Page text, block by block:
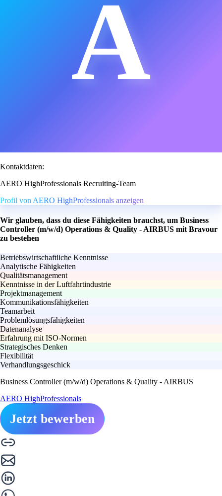
A
Kontaktdaten:
AERO HighProfessionals Recruiting-Team
Profil von AERO HighProfessionals anzeigen
Wir glauben, dass du diese Fähigkeiten brauchst, um Business
Controller (m/w/d) Operations & Quality - AIRBUS mit Bravour
zu bestehen
Betriebswirtschaftliche Kenntnisse
Analytische Fähigkeiten
Qualitätsmanagement
Kenntnisse in der Luftfahrtindustrie
Projektmanagement
Kommunikationsfähigkeiten
Teamarbeit
Problemlösungsfähigkeiten
Datenanalyse
Erfahrung mit ISO-Normen
Strategisches Denken
Flexibilität
Verhandlungsgeschick
Business Controller (m/w/d) Operations & Quality - AIRBUS
AERO HighProfessionals
Jetzt bewerben